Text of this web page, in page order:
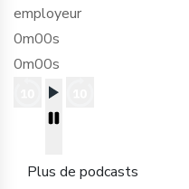
employeur
0m00s
0m00s
Plus de podcasts